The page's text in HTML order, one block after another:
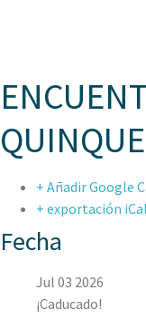
+ Añadir Google
+ exportación
Fecha
Jul 03 2026
¡Caducado!